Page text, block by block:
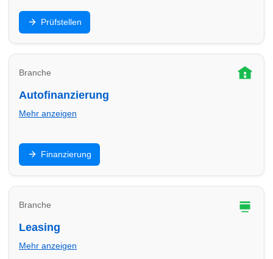
HU/AU, Eintragung, Sicherheitschecks: Finde
Prüfstellen in Herten und plane Termine für
Hauptuntersuchung & Gutachten.
Prüfstellen
Branche
Autofinanzierung
Mehr anzeigen
Ratenkredit, Ballonfinanzierung oder
Händlerfinanzierung: Vergleiche Angebote in Herten
und finde passende Partner für dein Budget.
Finanzierung
Branche
Leasing
Mehr anzeigen